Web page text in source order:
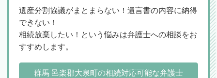
遺産分割協議がまとまらない！遺言書の内容に納得
できない！
相続放棄したい！という悩みは弁護士への相談をお
すすめします。
群馬 邑楽郡大泉町の相続対応可能な弁護士